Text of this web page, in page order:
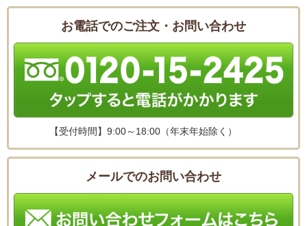
お電話でのご注文・お問い合わせ
【受付時間】 9:00～18:00（年末年始除く）
メールでのお問い合わせ